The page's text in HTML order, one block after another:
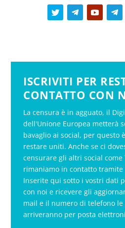
ISCRIVITI PER
CONTATTO CON
La censura è in agguato, il
dell'Unione Europea metterà
bavaglio ai social, per questo
restare uniti. Anche se ci
censurare gli altri social come
rimaniamo in contatto
Inserite qui sotto i vostri dati
con noi e ricevere gli
mail e il numero di telefono le
arriveranno per posta